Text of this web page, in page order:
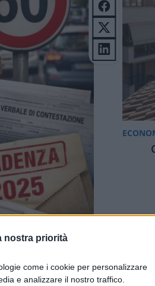
nostra priorità
come i cookie per personalizzare
e analizzare il nostro traffico.